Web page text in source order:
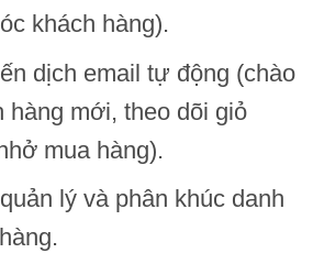
khách hàng).
dịch email tự động (chào
hàng mới, theo dõi giỏ
mua hàng).
lý và phân khúc danh